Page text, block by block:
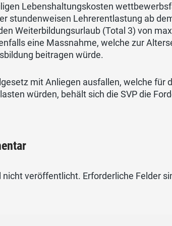
Lebenshaltungskosten
stundenweisen Lehrerentlastung ab
Weiterbildungsurlaub (Total 3) von
eine Massnahme, welche zur
beitragen würde.
mit Anliegen ausfallen, welche für
würden, behält sich die SVP die
nicht veröffentlicht. Erforderliche Felder